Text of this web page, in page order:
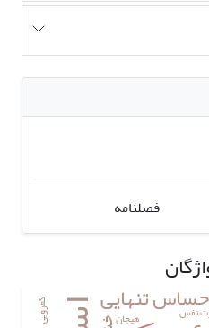
فصلنامه
تنهایی نفس هیجان کمرویی